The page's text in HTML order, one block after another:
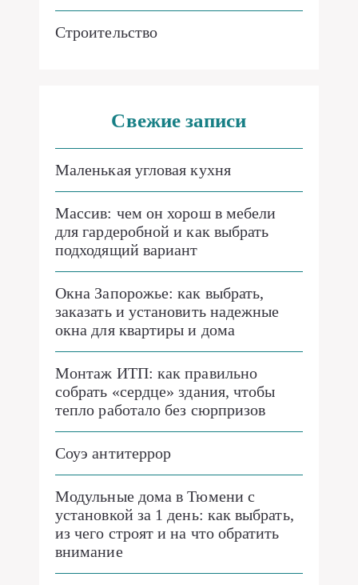
Строительство
Свежие записи
Маленькая угловая кухня
Массив: чем он хорош в мебели
для гардеробной и как выбрать
подходящий вариант
Окна Запорожье: как выбрать,
заказать и установить надежные
окна для квартиры и дома
Монтаж ИТП: как правильно
собрать «сердце» здания, чтобы
тепло работало без сюрпризов
Соуэ антитеррор
Модульные дома в Тюмени с
установкой за 1 день: как выбрать,
из чего строят и на что обратить
внимание